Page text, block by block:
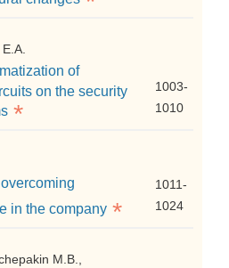
of
on the security
*
1003-
1010
in the company *
1011-
1024
M.B.,